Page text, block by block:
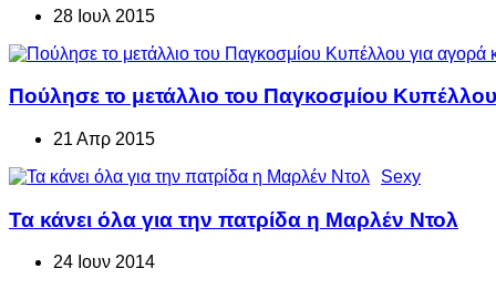
28 Ιουλ 2015
Πούλησε το μετάλλιο του Παγκοσμίου
21 Απρ 2015
Sexy
Τα κάνει όλα για την πατρίδα η Μαρλέν Ντολ
24 Ιουν 2014